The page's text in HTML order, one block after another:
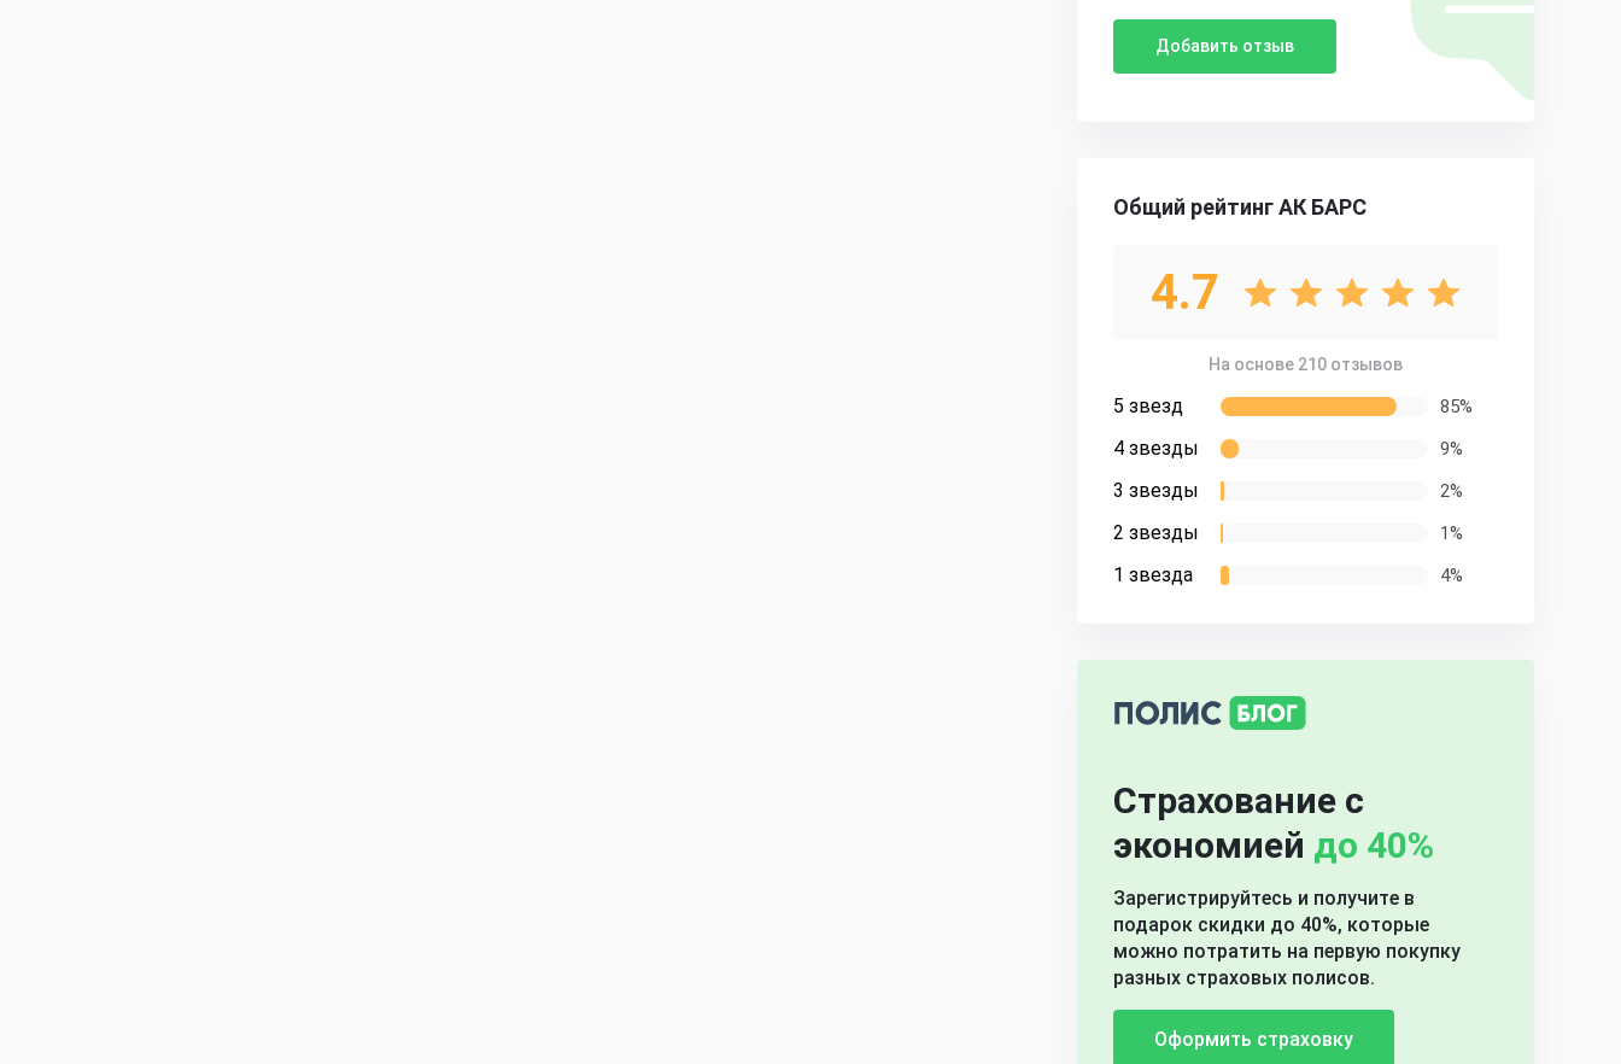
Добавить отзыв
Общий рейтинг АК БАРС
4.7
На основе 210 отзывов
5 звезд 85%
4 звезды 9%
3 звезды 2%
2 звезды 1%
1 звезда 4%
Страхование с
экономией до 40%
Зарегистрируйтесь и получите в
подарок скидки до 40%, которые
можно потратить на первую покупку
разных страховых полисов.
Оформить страховку